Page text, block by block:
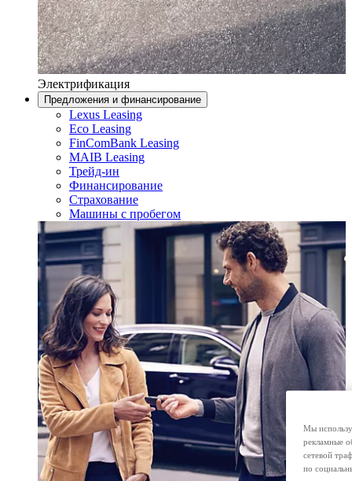
Электрификация
Предложения и финансирование
Lexus Leasing
Eco Leasing
FinComBank Leasing
MAIB Leasing
Трейд-ин
Финансирование
Страхование
Машины с пробегом
Мы
рекламные
сетевой
по